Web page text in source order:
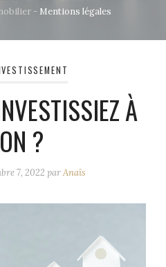
- Mentions légales
À
?
7, 2022 parAnaïs